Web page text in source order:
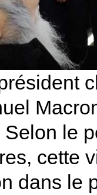
le
cette
dans le